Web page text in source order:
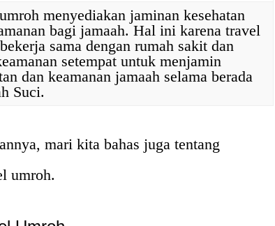
menyediakan jaminan kesehatan
bagi jamaah. Hal ini karena travel
sama dengan rumah sakit dan
setempat untuk menjamin
dan keamanan jamaah selama berada
Suci.
mari kita bahas juga tentang
umroh.